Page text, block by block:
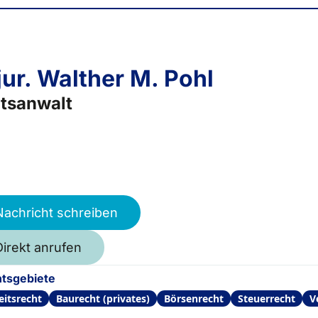
Walther M. Pohl
schreiben
anrufen
Baurecht (privates) Börsenrecht Steuerrecht